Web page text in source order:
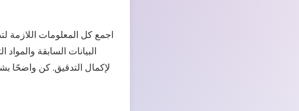
اجمع كل المعلومات اللازمة
البيانات السابقة
لإكمال التدقيق. كن واضحًا